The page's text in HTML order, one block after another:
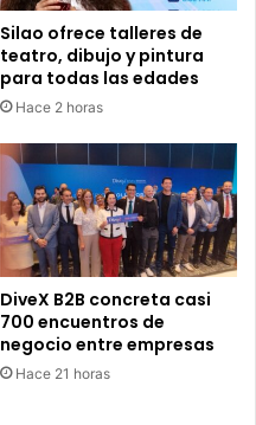
Silao ofrece talleres de
teatro, dibujo y pintura
para todas las edades
Hace 2 horas
DiveX B2B concreta casi
700 encuentros de
negocio entre empresas
Hace 21 horas